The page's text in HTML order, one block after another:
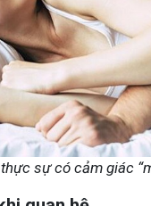
sự có cảm giác